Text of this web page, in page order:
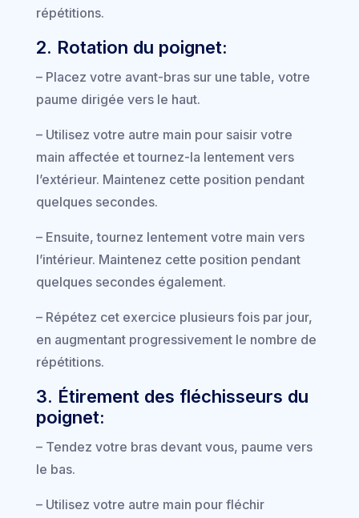
répétitions.
2. Rotation du poignet:
– Placez votre avant-bras sur une table, votre
paume dirigée vers le haut.
– Utilisez votre autre main pour saisir votre
main affectée et tournez-la lentement vers
l’extérieur. Maintenez cette position pendant
quelques secondes.
– Ensuite, tournez lentement votre main vers
l’intérieur. Maintenez cette position pendant
quelques secondes également.
– Répétez cet exercice plusieurs fois par jour,
en augmentant progressivement le nombre de
répétitions.
3. Étirement des fléchisseurs du
poignet:
– Tendez votre bras devant vous, paume vers
le bas.
– Utilisez votre autre main pour fléchir